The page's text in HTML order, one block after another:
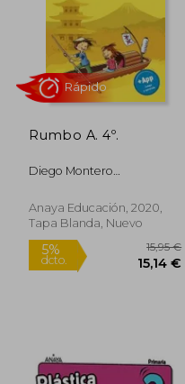
5%
dcto.
Rumbo A. 4º.
Diego Montero
Jaume Vila Rosas
Anaya Educación, 2020,
Tapa Blanda, Nuevo
Rápido